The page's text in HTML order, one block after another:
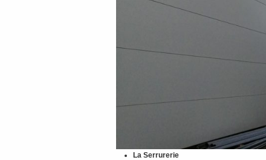
La Serrurerie